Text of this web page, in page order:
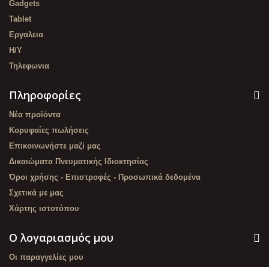
Gadgets
Tablet
Εργαλεια
Η/Υ
Τηλεφωνια
Πληροφορίες
Νέα προϊόντα
Κορυφαίες πωλήσεις
Επικοινωνήστε μαζί μας
Δικαιώματα Πνευματικής Ιδιοκτησίας
Όροι χρήσης - Επιστροφές - Προσωπικά δεδομένα
Σχετικά με μας
Χάρτης ιστοτόπου
Ο λογαριασμός μου
Οι παραγγελίες μου